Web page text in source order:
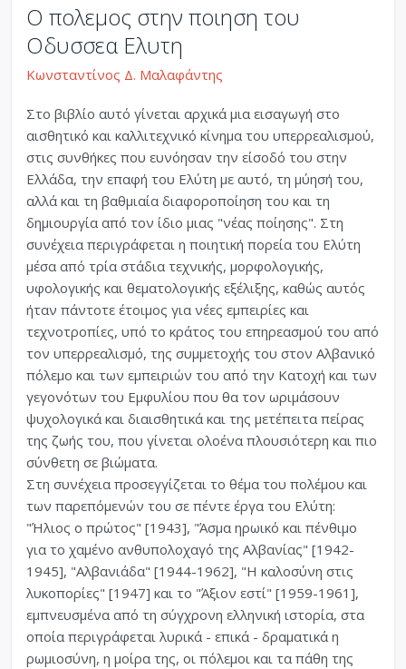
Ο πολεμος στην ποιηση του
Οδυσσεα Ελυτη
Κωνσταντίνος Δ. Μαλαφάντης
Στο βιβλίο αυτό γίνεται αρχικά μια εισαγωγή στο
αισθητικό και καλλιτεχνικό κίνημα του υπερρεαλισμού,
στις συνθήκες που ευνόησαν την είσοδό του στην
Ελλάδα, την επαφή του Ελύτη με αυτό, τη μύησή του,
αλλά και τη βαθμιαία διαφοροποίηση του και τη
δημιουργία από τον ίδιο μιας "νέας ποίησης". Στη
συνέχεια περιγράφεται η ποιητική πορεία του Ελύτη
μέσα από τρία στάδια τεχνικής, μορφολογικής,
υφολογικής και θεματολογικής εξέλιξης, καθώς αυτός
ήταν πάντοτε έτοιμος για νέες εμπειρίες και
τεχνοτροπίες, υπό το κράτος του επηρεασμού του από
τον υπερρεαλισμό, της συμμετοχής του στον Αλβανικό
πόλεμο και των εμπειριών του από την Κατοχή και των
γεγονότων του Εμφυλίου που θα τον ωριμάσουν
ψυχολογικά και διαισθητικά και της μετέπειτα πείρας
της ζωής του, που γίνεται ολοένα πλουσιότερη και πιο
σύνθετη σε βιώματα.
Στη συνέχεια προσεγγίζεται το θέμα του πολέμου και
των παρεπόμενών του σε πέντε έργα του Ελύτη:
"Ήλιος ο πρώτος" [1943], "Άσμα ηρωικό και πένθιμο
για το χαμένο ανθυπολοχαγό της Αλβανίας" [1942-
1945], "Αλβανιάδα" [1944-1962], "Η καλοσύνη στις
λυκοπορίες" [1947] και το "Άξιον εστί" [1959-1961],
εμπνευσμένα από τη σύγχρονη ελληνική ιστορία, στα
οποία περιγράφεται λυρικά - επικά - δραματικά η
ρωμιοσύνη, η μοίρα της, οι πόλεμοι και τα πάθη της